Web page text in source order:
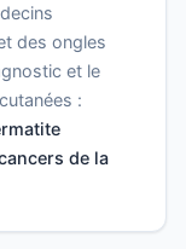
des ongles
et le
:
de la